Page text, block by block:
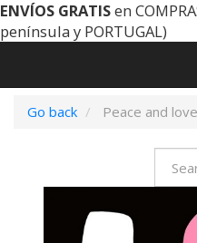
ENVÍOS GRATISen
península y PORTUGAL)
Go back
Peace and